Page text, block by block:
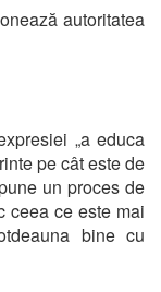
autoritatea
„a educa
pe cât este de
un proces de
ceea ce este mai
bine cu